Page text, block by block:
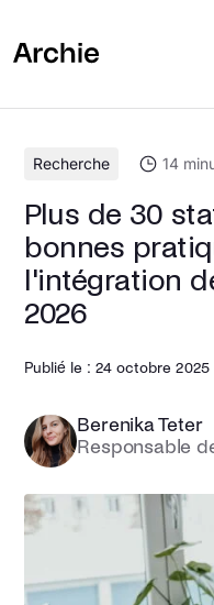
Recherche 14
Plus de 30
bonnes
l'intégration
2026
Publié le : 24 octobre 2025
Berenika Teter
Responsable